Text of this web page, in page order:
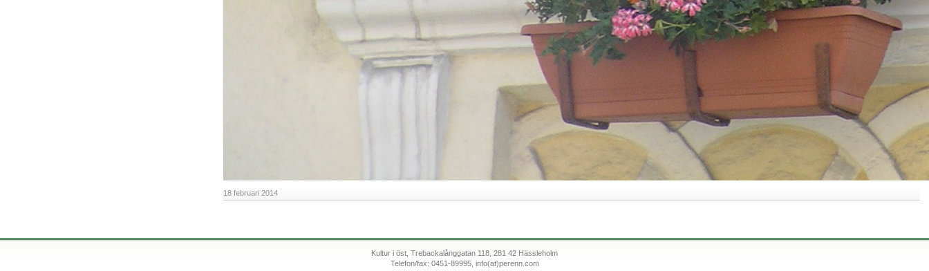
18 februari 2014
Kultur i öst, Trebackalånggatan 118, 281 42 Hässleholm
Telefon/fax: 0451-89995, info(at)perenn.com